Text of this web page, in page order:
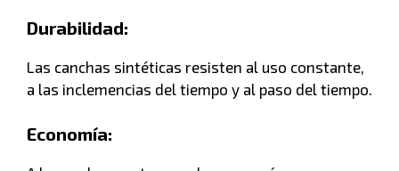
Durabilidad:
Las canchas sintéticas resisten al uso constante,
a las inclemencias del tiempo y al paso del tiempo.
Economía: